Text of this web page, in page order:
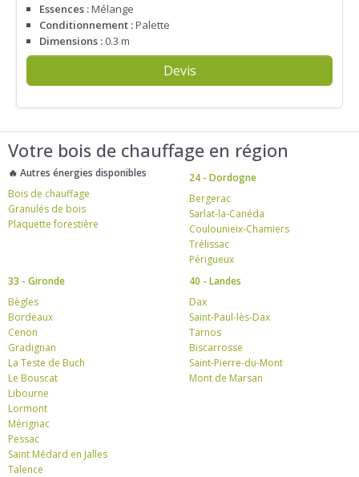
Essences :Mélange
Conditionnement :Palette
Dimensions : 0.3 m
Devis
Votre bois de chauffage en région
🔥 Autres énergies disponibles
Bois de chauffage
Granulés de bois
Plaquette forestière
24 - Dordogne
Bergerac
Sarlat-la-Canéda
Coulounieix-Chamiers
Trélissac
Périgueux
33 - Gironde
Bègles
Bordeaux
Cenon
Gradignan
La Teste de Buch
Le Bouscat
Libourne
Lormont
Mérignac
Pessac
Saint Médard en Jalles
Talence
40 - Landes
Dax
Saint-Paul-lès-Dax
Tarnos
Biscarrosse
Saint-Pierre-du-Mont
Mont de Marsan